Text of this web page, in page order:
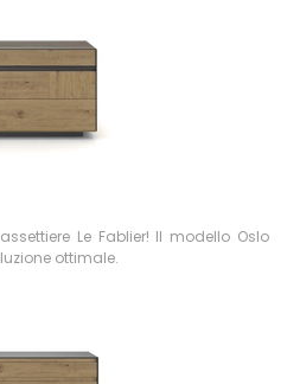
Le Fablier! Il modello Oslo
ottimale.